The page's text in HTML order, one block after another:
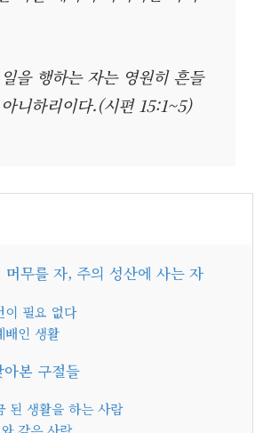
을 행하는 자는 영원히 흔들
니하리이다.(시편 15:1~5)
머무를 자, 주의 성산에 사는 자
이 필요 없다
배인 생활
본 구절들
된 생활을 하는 사람